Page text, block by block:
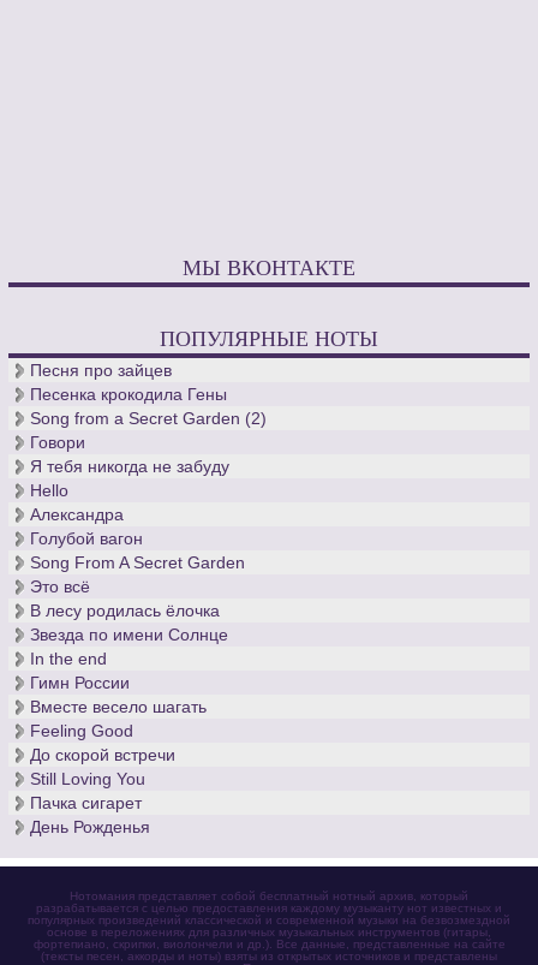
МЫ ВКОНТАКТЕ
ПОПУЛЯРНЫЕ НОТЫ
Песня про зайцев
Песенка крокодила Гены
Song from a Secret Garden (2)
Говори
Я тебя никогда не забуду
Hello
Александра
Голубой вагон
Song From A Secret Garden
Это всё
В лесу родилась ёлочка
Звезда по имени Солнце
In the end
Гимн России
Вместе весело шагать
Feeling Good
До скорой встречи
Still Loving You
Пачка сигарет
День Рожденья
Нотомания представляет собой бесплатный нотный архив, который
разрабатывается с целью предоставления каждому музыканту нот известных и
популярных произведений классической и современной музыки на безвозмездной
основе в переложениях для различных музыкальных инструментов (гитары,
фортепиано, скрипки, виолончели и др.). Все данные, представленные на сайте
(тексты песен, аккорды и ноты) взяты из открытых источников и представлены